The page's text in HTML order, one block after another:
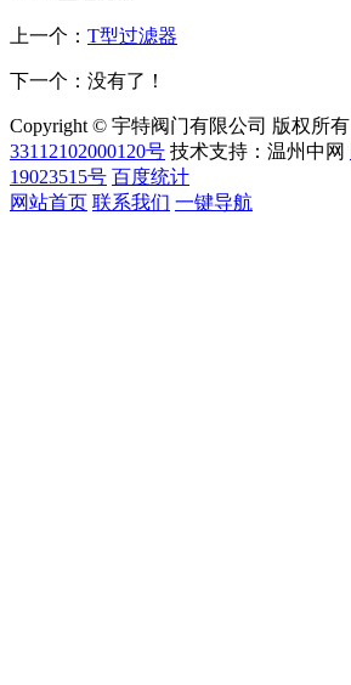
上一个： T型过滤器
下一个：没有了！
Copyright © 宇特阀门有限公司 版权所有
33112102000120号 技术支持：温州中网
19023515号 百度统计
网站首页 联系我们 一键导航